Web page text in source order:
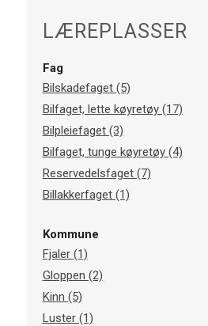
LÆREPLASSER
Fag
Bilskadefaget (5)
Bilfaget, lette køyretøy (17)
Bilpleiefaget (3)
Bilfaget, tunge køyretøy (4)
Reservedelsfaget (7)
Billakkerfaget (1)
Kommune
Fjaler (1)
Gloppen (2)
Kinn (5)
Luster (1)